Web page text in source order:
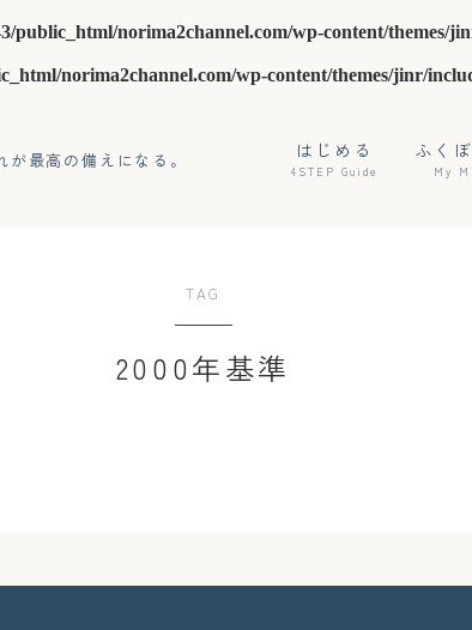
public_html/norima2channel.com/wp-content/themes/
norima2channel.com/wp-content/themes/jinr/
最高の備えになる。 はじめる
4STEP Guide
ふく
My
TAG
2000年基準